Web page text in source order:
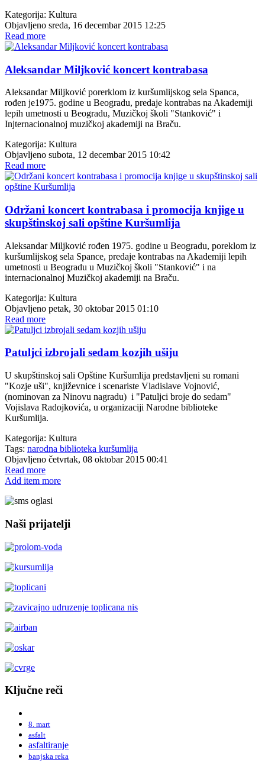
Kategorija: Kultura
Objavljeno sreda, 16 decembar 2015 12:25
Read more
Aleksandar Miljković koncert kontrabasa
Aleksandar Miljković porerklom iz kuršumlijskog sela Spanca,
rođen je1975. godine u Beogradu, predaje kontrabas na Akademiji
lepih umetnosti u Beogradu, Muzičkoj školi "Stanković" i
Injternacionalnoj muzičkoj akademiji na Braču.
Kategorija: Kultura
Objavljeno subota, 12 decembar 2015 10:42
Read more
Održani koncert kontrabasa i promocija knjige u
skupštinskoj sali opštine Kuršumlija
Aleksandar Miljković rođen 1975. godine u Beogradu, poreklom iz
kuršumlijskog sela Spance, predaje kontrabas na Akademiji lepih
umetnosti u Beogradu u Muzičkoj školi "Stanković" i na
internacionalnoj Muzičkoj akademiji na Braču.
Kategorija: Kultura
Objavljeno petak, 30 oktobar 2015 01:10
Read more
Patuljci izbrojali sedam kozjih ušiju
U skupštinskoj sali Opštine Kuršumlija predstavljeni su romani
"Kozje uši", književnice i scenariste Vladislave Vojnović,
(nominovan za Ninovu nagradu) i "Patuljci broje do sedam"
Vojislava Radojkovića, u organizaciji Narodne biblioteke
Kuršumlija.
Kategorija: Kultura
Tags: narodna biblioteka kuršumlija
Objavljeno četvrtak, 08 oktobar 2015 00:41
Read more
Add item more
Naši prijatelji
Ključne reči
8. mart
asfalt
asfaltiranje
banjska reka